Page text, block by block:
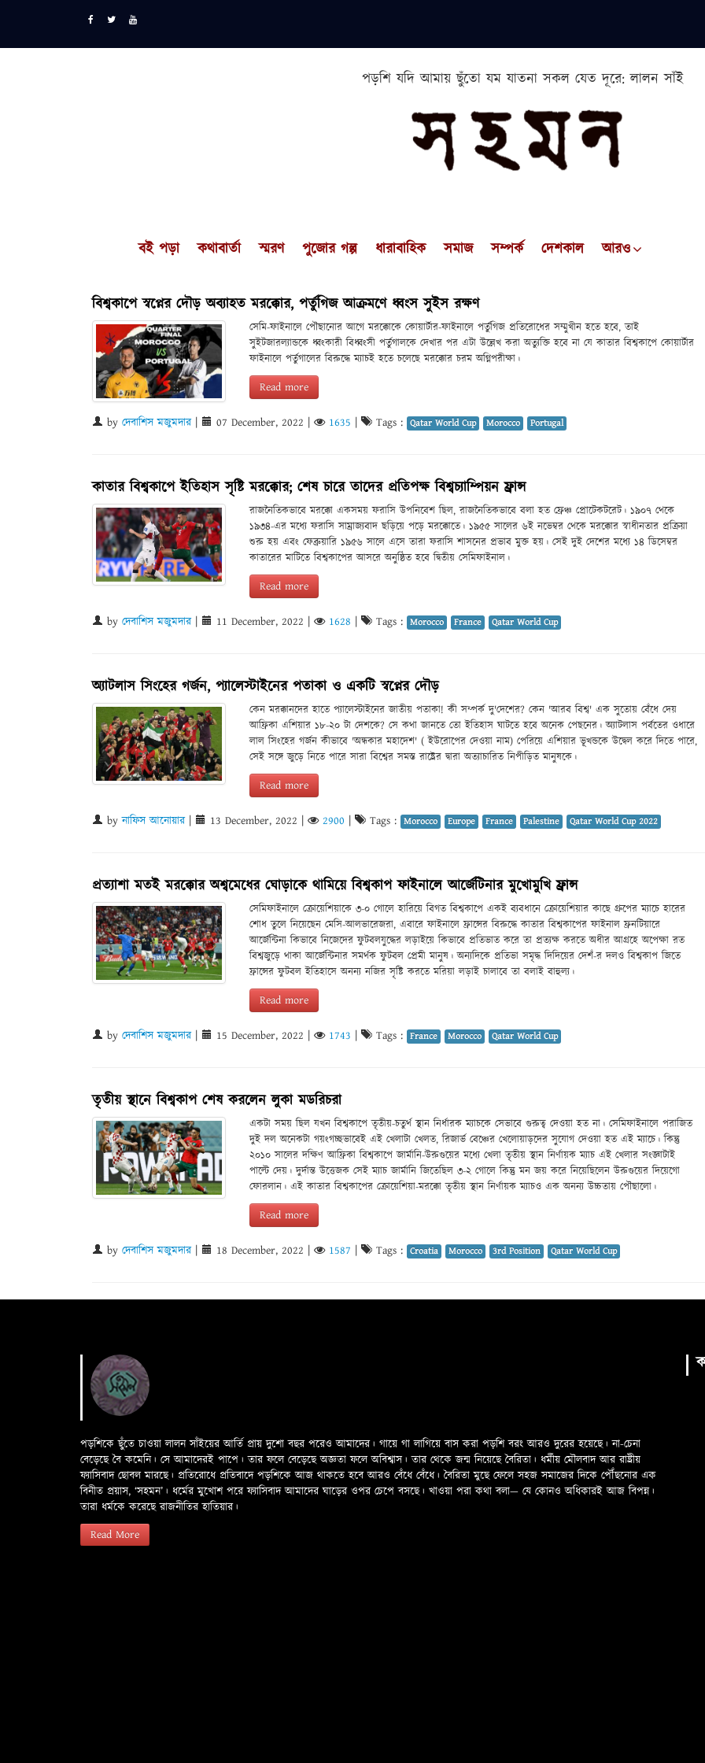
পড়শি যদি আমায় ছুঁতো যম যাতনা সকল যেত দূরে: লালন সাঁই
বই পড়া কথাবার্তা স্মরণ পুজোর গল্প ধারাবাহিক সমাজ সম্পর্ক দেশকাল আরও
বিশ্বকাপে স্বপ্নের দৌড় অব্যাহত মরক্কোর, পর্তুগিজ আক্রমণে ধ্বংস সুইস রক্ষণ
সেমি-ফাইনালে পৌছানোর আগে মরক্কোকে কোয়ার্টার-ফাইনালে পর্তুগিজ প্রতিরোধের সম্মুখীন হতে হবে, তাই
সুইটজারল্যান্ডকে ধ্বংকারী বিধ্বংসী পর্তুগালকে দেখার পর এটা উল্লেখ করা অত্যুক্তি হবে না যে কাতার বিশ্বকাপে কোয়ার্টার
ফাইনালে পর্তুগালের বিরুদ্ধে ম্যাচই হতে চলেছে মরক্কোর চরম অগ্নিপরীক্ষা।
Read more
by দেবাশিস মজুমদার| 07 December, 2022 1635 Tags : Qatar World Cup Morocco Portugal
কাতার বিশ্বকাপে ইতিহাস সৃষ্টি মরক্কোর; শেষ চারে তাদের প্রতিপক্ষ বিশ্বচ্যাম্পিয়ন ফ্রান্স
রাজনৈতিকভাবে মরক্কো একসময় ফরাসি উপনিবেশ ছিল, রাজনৈতিকভাবে বলা হত ফ্রেঞ্চ প্রোটেকটরেট। ১৯০৭ থেকে
১৯৩৪-এর মধ্যে ফরাসি সাম্রাজ্যবাদ ছড়িয়ে পড়ে মরক্কোতে। ১৯৫৫ সালের ৬ই নভেম্বর থেকে মরক্কোর স্বাধীনতার প্রক্রিয়া
শুরু হয় এবং ফেব্রুয়ারি ১৯৫৬ সালে এসে তারা ফরাসি শাসনের প্রভাব মুক্ত হয়। সেই দুই দেশের মধ্যে ১৪ ডিসেম্বর
কাতারের মাটিতে বিশ্বকাপের আসরে অনুষ্ঠিত হবে দ্বিতীয় সেমিফাইনাল।
Read more
by দেবাশিস মজুমদার| 11 December, 2022 1628 Tags : Morocco France Qatar World Cup
অ্যাটলাস সিংহের গর্জন, প্যালেস্টাইনের পতাকা ও একটি স্বপ্নের দৌড়
কেন মরক্কানদের হাতে প্যালেস্টাইনের জাতীয় পতাকা! কী সম্পর্ক দু'দেশের? কেন 'আরব বিশ্ব' এক সুতোয় বেঁধে দেয়
আফ্রিকা এশিয়ার ১৮-২০ টা দেশকে? সে কথা জানতে তো ইতিহাস ঘাটতে হবে অনেক পেছনের। অ্যাটলাস পর্বতের ওধারে
লাল সিংহের গর্জন কীভাবে 'অন্ধকার মহাদেশ' ( ইউরোপের দেওয়া নাম) পেরিয়ে এশিয়ার ভূখন্ডকে উদ্বেল করে দিতে পারে,
সেই সঙ্গে জুড়ে নিতে পারে সারা বিশ্বের সমস্ত রাষ্ট্রের দ্বারা অত্যাচারিত নিপীড়িত মানুষকে।
Read more
byনাফিস আনোয়ার| 13 December, 2022 2900 Tags : Morocco Europe France Palestine Qatar World Cup 2022
প্রত্যাশা মতই মরক্কোর অশ্বমেধের ঘোড়াকে থামিয়ে বিশ্বকাপ ফাইনালে আর্জেটিনার মুখোমুখি ফ্রান্স
সেমিফাইনালে ক্রোয়েশিয়াকে ৩-০ গোলে হারিয়ে বিগত বিশ্বকাপে একই ব্যবধানে ক্রোয়েশিয়ার কাছে গ্রুপের ম্যাচে হারের
শোধ তুলে নিয়েছেন মেসি-আলভারেজরা, এবারে ফাইনালে ফ্রান্সের বিরুদ্ধে কাতার বিশ্বকাপের ফাইনাল ফ্রনটিয়ারে
আর্জেন্টিনা কিভাবে নিজেদের ফুটবলযুদ্ধের লড়াইয়ে কিভাবে প্রতিভাত করে তা প্রত্যক্ষ করতে অধীর আগ্রহে অপেক্ষা রত
বিশ্বজুড়ে থাকা আর্জেন্টিনার সমর্থক ফুটবল প্রেমী মানুষ। অন্যদিকে প্রতিভা সমৃদ্ধ দিদিয়ের দেশঁ-র দলও বিশ্বকাপ জিতে
ফ্রান্সের ফুটবল ইতিহাসে অনন্য নজির সৃষ্টি করতে মরিয়া লড়াই চালাবে তা বলাই বাহুল্য।
Read more
by দেবাশিস মজুমদার| 15 December, 2022 1743 Tags : France Morocco Qatar World Cup
তৃতীয় স্থানে বিশ্বকাপ শেষ করলেন লুকা মডরিচরা
একটা সময় ছিল যখন বিশ্বকাপে তৃতীয়-চতুর্থ স্থান নির্ধারক ম্যাচকে সেভাবে গুরুত্ব দেওয়া হত না। সেমিফাইনালে পরাজিত
দুই দল অনেকটা গয়ংগচ্ছভাবেই এই খেলাটা খেলত, রিজার্ভ বেঞ্চের খেলোয়াড়দের সুযোগ দেওয়া হত এই ম্যাচে। কিন্তু
২০১০ সালের দক্ষিণ আফ্রিকা বিশ্বকাপে জার্মানি-উরুগুয়ের মধ্যে খেলা তৃতীয় স্থান নির্ণায়ক ম্যাচ এই খেলার সংজ্ঞাটাই
পাল্টে দেয়। দুর্দান্ত উত্তেজক সেই ম্যাচ জার্মানি জিতেছিল ৩-২ গোলে কিন্তু মন জয় করে নিয়েছিলেন উরুগুয়ের দিয়েগো
ফোরলান। এই কাতার বিশ্বকাপের ক্রোয়েশিয়া-মরক্কো তৃতীয় স্থান নির্ণায়ক ম্যাচও এক অনন্য উচ্চতায় পৌছালো।
Read more
by দেবাশিস মজুমদার| 18 December, 2022 1587 Tags : Croatia Morocco 3rd Position Qatar World Cup
পড়শিকে ছুঁতে চাওয়া লালন সাঁইয়ের আর্তি প্রায় দুশো বছর পরেও আমাদের। গায়ে গা লাগিয়ে বাস করা পড়শি বরং আরও দুরের হয়েছে। না-চেনা
বেড়েছে বৈ কমেনি। সে আমাদেরই পাপে। তার ফলে বেড়েছে অজ্ঞতা ফলে অবিশ্বাস। তার থেকে জন্ম নিয়েছে বৈরিতা। ধর্মীয় মৌলবাদ আর রাষ্ট্রীয়
ফ্যাসিবাদ ছোবল মারছে। প্রতিরোধে প্রতিবাদে পড়শিকে আজ থাকতে হবে আরও বেঁধে বেঁধে। বৈরিতা মুছে ফেলে সহজ সমাজের দিকে পৌঁছনোর এক
বিনীত প্রয়াস, ‘সহমন’। ধর্মের মুখোশ পরে ফ্যাসিবাদ আমাদের ঘাড়ের ওপর চেপে বসছে। খাওয়া পরা কথা বলা—­­ যে কোনও অধিকারই আজ বিপন্ন।
তারা ধর্মকে করেছে রাজনীতির হাতিয়ার।
Read More